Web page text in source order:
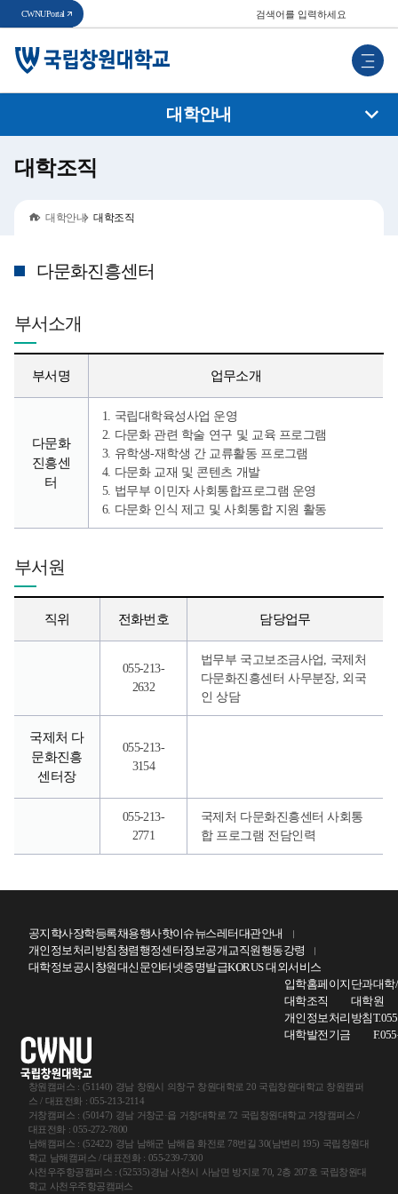
합
CWNUPortal
모
바
뉴
대학안내
대학조직
홈
대학안내 대학조직
다문화진흥센터
부서소개
부서명 업무소개
다문화
진흥센
터
1. 국립대학육성사업 운영
2. 다문화 관련 학술 연구 및 교육 프로그램
3. 유학생-재학생 간 교류활동 프로그램
4. 다문화 교재 및 콘텐츠 개발
5. 법무부 이민자 사회통합프로그램 운영
6. 다문화 인식 제고 및 사회통합 지원 활동
부서원
직위 전화번호 담당업무
055-213-
2632
법무부 국고보조금사업, 국제처
다문화진흥센터 사무분장, 외국
인 상담
국제처 다
문화진흥
센터장
055-213-
3154
055-213-
2771
국제처 다문화진흥센터 사회통
합 프로그램 전담인력
공지 학사장학등록채용행사핫이슈뉴스레터 대관안내
개인정보처리방침 청렴행정센터 정보공개 교직원행동강령
대학정보공시 창원대신문인터넷증명발급KORUS 대외서비스
입학홈페이지
대학조직
단과대
대학원
개인정보처리방침
대학발전기금
창원캠퍼스 : (51140) 경남 창원시 의창구 창원대학로 20 국립창원대학교 창원캠퍼
스 / 대표전화 : 055-213-2114
거창캠퍼스 : (50147) 경남 거창군·읍 거창대학로 72 국립창원대학교 거창캠퍼스 /
대표전화 : 055-272-7800
남해캠퍼스 : (52422) 경남 남해군 남해읍 화전로 78번길 30(남변리 195) 국립창원대
학교 남해캠퍼스 / 대표전화 : 055-239-7300
사천우주항공캠퍼스 : (52535)경남 사천시 사남면 방지로 70, 2층 207호 국립창원대
학교 사천우주항공캠퍼스